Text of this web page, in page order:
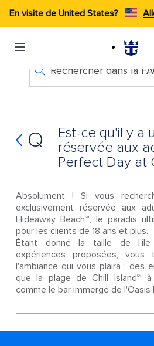
En visite de United States?
Rechercher dans la
Q
Est-ce qu'il y a
réservée aux
Perfect Day at
Absolument ! Si vous
exclusivement réservée aux
Hideaway Beach℠, le paradis
pour les clients de 18 ans et plus.
Étant donné la taille de
expériences proposées, vous
l'ambiance qui vous plaira : des
que la plage de Chill Island℠
comme le bar immergé de l'Oasis